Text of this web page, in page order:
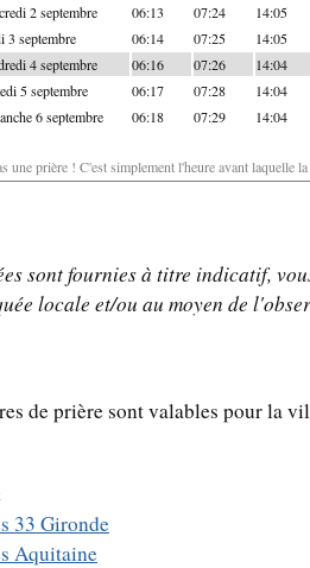
2 septembre 06:13 07:24 14:05
3 septembre 06:14 07:25 14:05
4 septembre 06:16 07:26 14:04
5 septembre 06:17 07:28 14:04
6 septembre 06:18 07:29 14:04
une prière ! C'est simplement l'heure avant laquelle
sont fournies à titre indicatif,
locale et/ou au moyen de
de prière sont valables pour la
33 Gironde
Aquitaine